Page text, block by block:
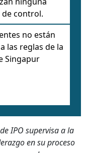
control.
no están
las reglas de la
Singapur
IPO supervisa a la
en su proceso